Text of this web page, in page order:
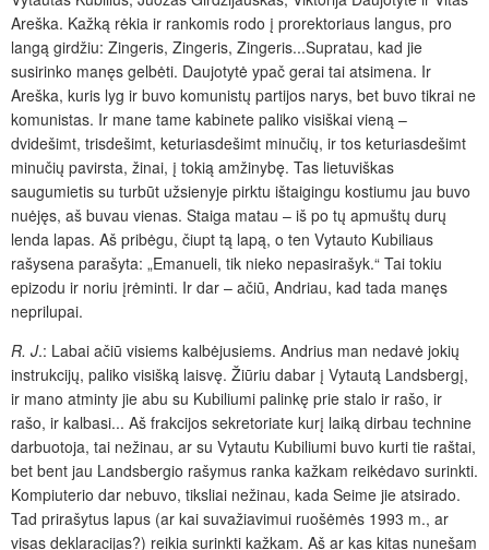
Areška. Kažką rėkia ir rankomis rodo į prorektoriaus langus, pro
langą girdžiu: Zingeris, Zingeris, Zingeris...Supratau, kad jie
susirinko manęs gelbėti. Daujotytė ypač gerai tai atsimena. Ir
Areška, kuris lyg ir buvo komunistų partijos narys, bet buvo tikrai ne
komunistas. Ir mane tame kabinete paliko visiškai vieną –
dvidešimt, trisdešimt, keturiasdešimt minučių, ir tos keturiasdešimt
minučių pavirsta, žinai, į tokią amžinybę. Tas lietuviškas
saugumietis su turbūt užsienyje pirktu ištaigingu kostiumu jau buvo
nuėjęs, aš buvau vienas. Staiga matau – iš po tų apmuštų durų
lenda lapas. Aš pribėgu, čiupt tą lapą, o ten Vytauto Kubiliaus
rašysena parašyta: „Emanueli, tik nieko nepasirašyk.“ Tai tokiu
epizodu ir noriu įrėminti. Ir dar – ačiū, Andriau, kad tada manęs
neprilupai.
R. J.: Labai ačiū visiems kalbėjusiems. Andrius man nedavė jokių
instrukcijų, paliko visišką laisvę. Žiūriu dabar į Vytautą Landsbergį,
ir mano atminty jie abu su Kubiliumi palinkę prie stalo ir rašo, ir
rašo, ir kalbasi... Aš frakcijos sekretoriate kurį laiką dirbau technine
darbuotoja, tai nežinau, ar su Vytautu Kubiliumi buvo kurti tie raštai,
bet bent jau Landsbergio rašymus ranka kažkam reikėdavo surinkti.
Kompiuterio dar nebuvo, tiksliai nežinau, kada Seime jie atsirado.
Tad prirašytus lapus (ar kai suvažiavimui ruošėmės 1993 m., ar
visas deklaracijas?) reikia surinkti kažkam. Aš ar kas kitas nunešam